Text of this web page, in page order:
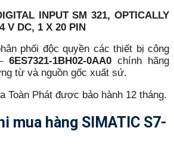
INPUT SM 321, OPTICALLY
V DC, 1 X 20 PIN
phối độc quyền các thiết bị công
6ES7321-1BH02-0AA0 chính hãng
từ và nguồn gốc xuất sứ.
Toàn Phát được bảo hành 12 tháng.
mua hàng SIMATIC S7-